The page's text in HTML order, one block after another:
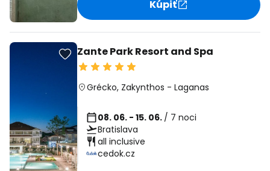
Kúpiť
Zante Park Resort and Spa
Grécko, Zakynthos - Laganas
08. 06. - 15. 06. / 7 noci
Bratislava
all inclusive
cedok.cz